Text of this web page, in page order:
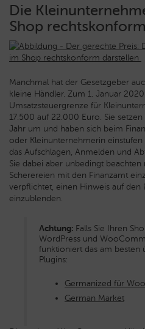
Die
Shop
Manchmal hat der Gesetzgeber
kleine Händler. Zum 1. Januar
Umsatzsteuergrenze für
17.500 auf 22.000 Euro. Sie
Jahr um und haben sich beim
oder Kleinunternehmerin einstufen
das Aufschlagen, Anmelden und
Sie dabei aber unbedingt
Scherereien mit den Finanzamt
verpflichtet, einen Hinweis auf den
einzublenden.
Achtung: Falls Sie Ihren
WordPress und
funktioniert das am besten
Plugins:
Germanized für
German Market